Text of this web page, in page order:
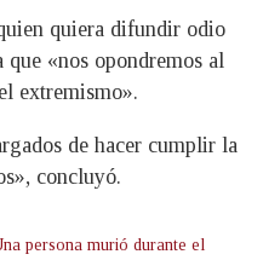
quiera difundir odio
«nos opondremos al
extremismo».
de hacer cumplir la
concluyó.
persona murió durante el